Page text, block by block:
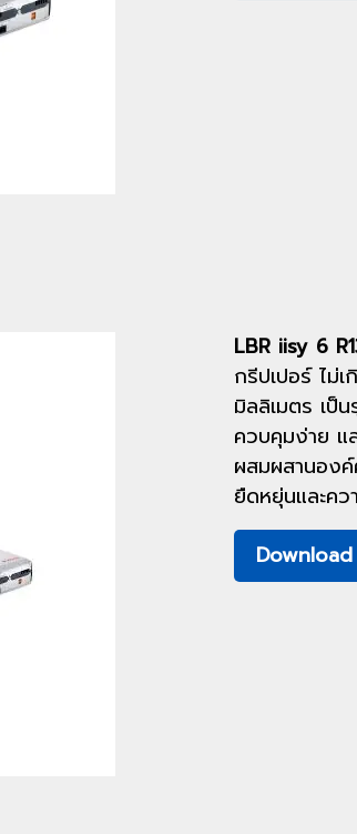
LBR iisy 6
กรีปเปอร์ ไม่
มิลลิเมตร เป็
ควบคุมง่าย แ
ผสมผสานองค์
ยืดหยุ่นและคว